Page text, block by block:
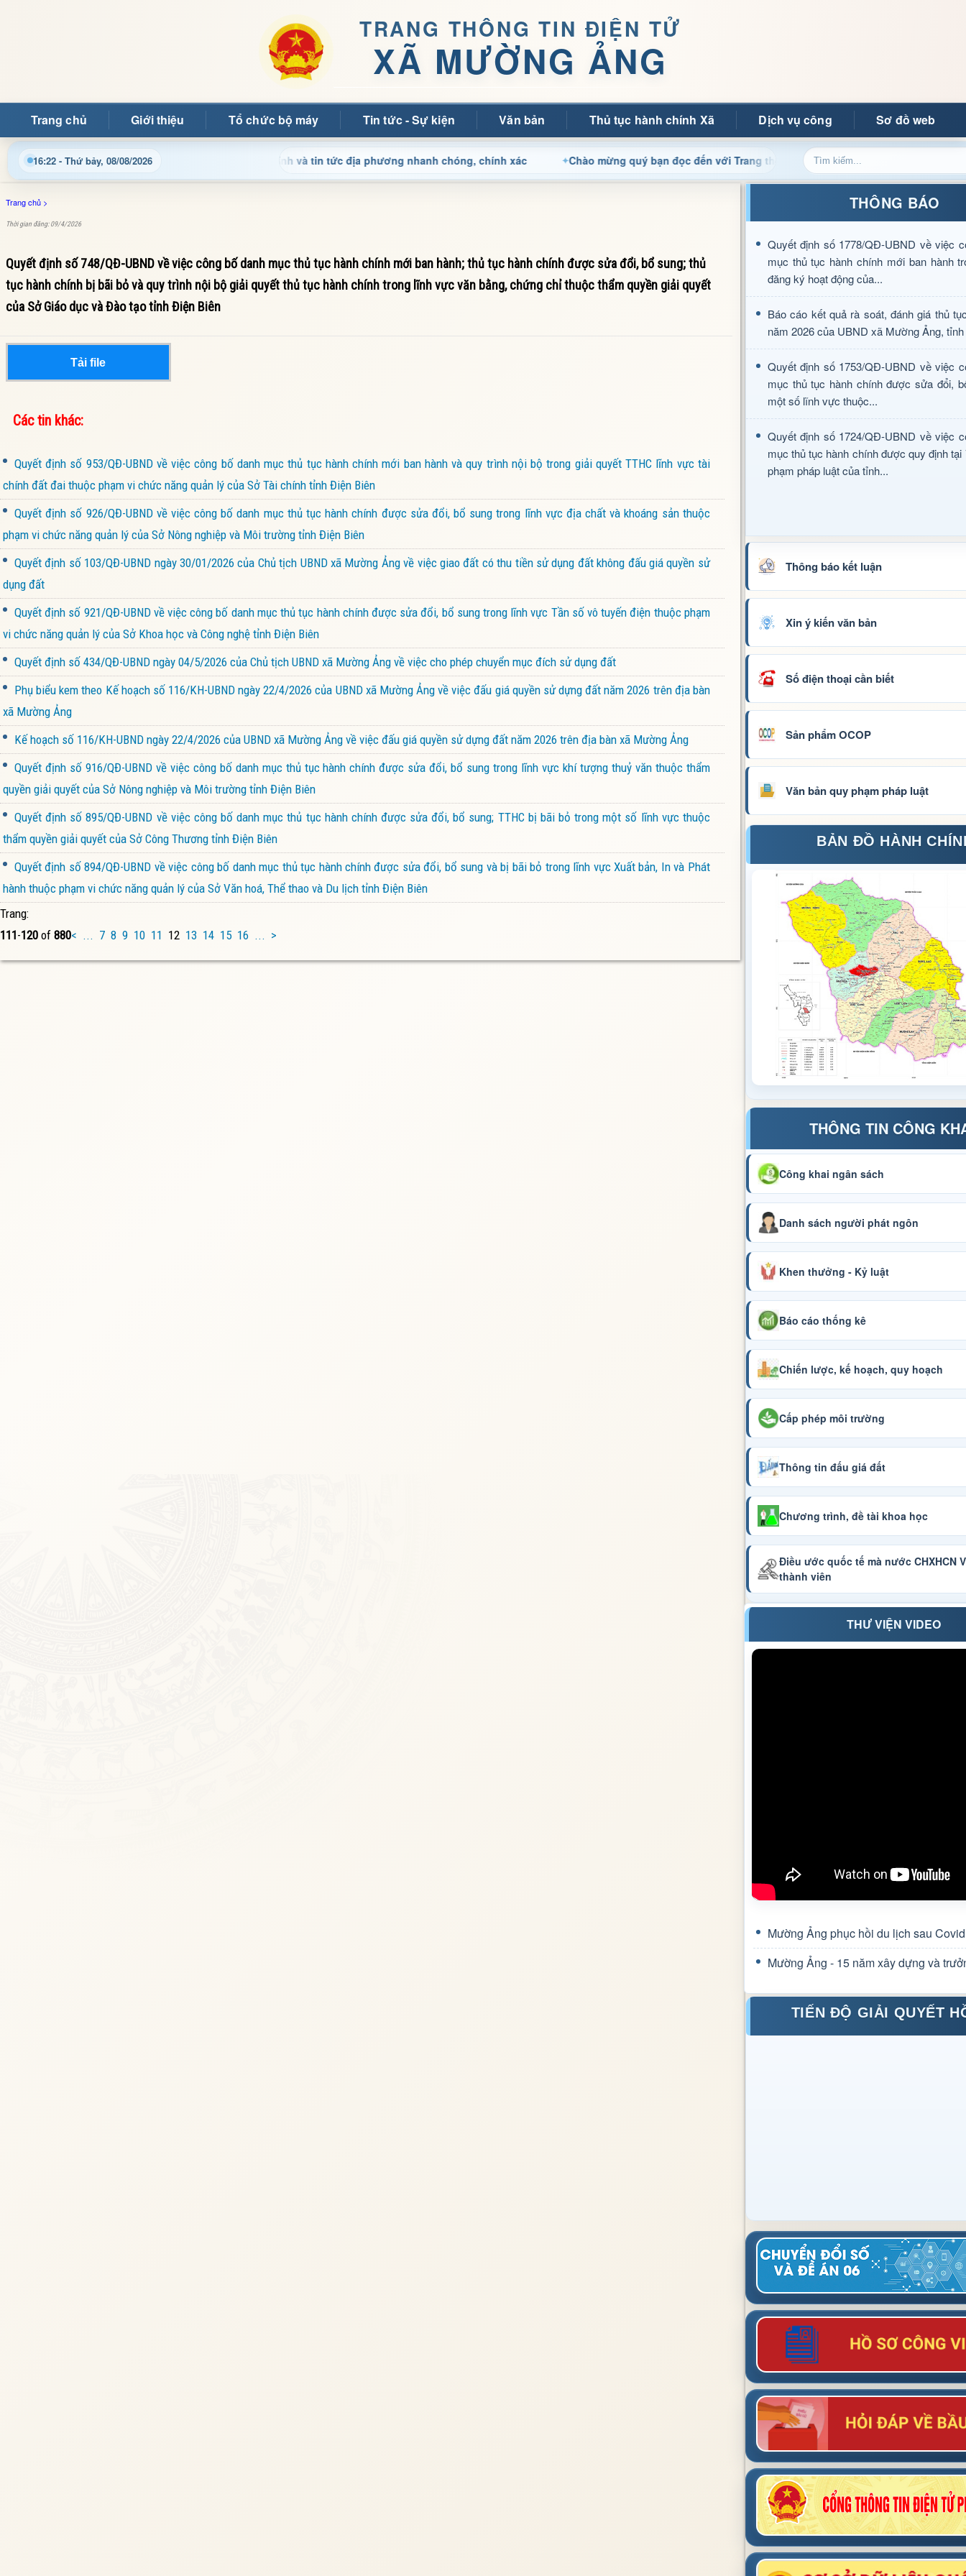
TRANG THÔNG TIN ĐIỆN TỬ
XÃ MƯỜNG ẢNG
Trang chủ Giới thiệu Tổ chức bộ máy Tin tức - Sự kiện Văn bản Thủ tục hành chính Xã Dịch vụ công Sơ đồ web
16:22 - Thứ bảy, 08/08/2026
nhật thông tin điều hành, thủ tục hành chính và tin tức địa phương nhanh chóng, chính xác Chào mừng quý bạn đọc đến với Trang thông tin điện tử xã Mường Ảng
Trang chủ >
Thời gian đăng: 09/4/2026
Quyết định số 748/QĐ-UBND về việc công bố danh mục thủ tục hành chính mới ban hành; thủ tục hành chính được sửa đổi, bổ sung; thủ
tục hành chính bị bãi bỏ và quy trình nội bộ giải quyết thủ tục hành chính trong lĩnh vực văn bằng, chứng chỉ thuộc thẩm quyền giải quyết
của Sở Giáo dục và Đào tạo tỉnh Điện Biên
Tải file
Các tin khác:
Quyết định số 953/QĐ-UBND về việc công bố danh mục thủ tục hành chính mới ban hành và quy trình nội bộ trong giải quyết TTHC lĩnh vực tài
chính đất đai thuộc phạm vi chức năng quản lý của Sở Tài chính tỉnh Điện Biên
Quyết định số 926/QĐ-UBND về việc công bố danh mục thủ tục hành chính được sửa đổi, bổ sung trong lĩnh vực địa chất và khoáng sản thuộc
phạm vi chức năng quản lý của Sở Nông nghiệp và Môi trường tỉnh Điện Biên
Quyết định số 103/QĐ-UBND ngày 30/01/2026 của Chủ tịch UBND xã Mường Ảng về việc giao đất có thu tiền sử dụng đất không đấu giá quyền sử
dụng đất
Quyết định số 921/QĐ-UBND về việc công bố danh mục thủ tục hành chính được sửa đổi, bổ sung trong lĩnh vực Tần số vô tuyến điện thuộc phạm
vi chức năng quản lý của Sở Khoa học và Công nghệ tỉnh Điện Biên
Quyết định số 434/QĐ-UBND ngày 04/5/2026 của Chủ tịch UBND xã Mường Ảng về việc cho phép chuyển mục đích sử dụng đất
Phụ biểu kem theo Kế hoạch số 116/KH-UBND ngày 22/4/2026 của UBND xã Mường Ảng về việc đấu giá quyền sử dựng đất năm 2026 trên địa bàn
xã Mường Ảng
Kế hoạch số 116/KH-UBND ngày 22/4/2026 của UBND xã Mường Ảng về việc đấu giá quyền sử dựng đất năm 2026 trên địa bàn xã Mường Ảng
Quyết định số 916/QĐ-UBND về việc công bố danh mục thủ tục hành chính được sửa đổi, bổ sung trong lĩnh vực khí tượng thuỷ văn thuộc thẩm
quyền giải quyết của Sở Nông nghiệp và Môi trường tỉnh Điện Biên
Quyết định số 895/QĐ-UBND về việc công bố danh mục thủ tục hành chính được sửa đổi, bổ sung; TTHC bị bãi bỏ trong một số lĩnh vực thuộc
thẩm quyền giải quyết của Sở Công Thương tỉnh Điện Biên
Quyết định số 894/QĐ-UBND về việc công bố danh mục thủ tục hành chính được sửa đổi, bổ sung và bị bãi bỏ trong lĩnh vực Xuất bản, In và Phát
hành thuộc phạm vi chức năng quản lý của Sở Văn hoá, Thể thao và Du lịch tỉnh Điện Biên
Trang:
111-120 of 880< ... 7 8 9 10 11 12 13 14 15 16 ... >
THÔNG BÁO
Quyết định số 1778/QĐ-UBND về việc
mục thủ tục hành chính mới ban hành
đăng ký hoạt động của...
Báo cáo kết quả rà soát, đánh giá thủ
năm 2026 của UBND xã Mường Ảng,
Quyết định số 1753/QĐ-UBND về việc
mục thủ tục hành chính được sửa đổi,
một số lĩnh vực thuộc...
Quyết định số 1724/QĐ-UBND về việc
mục thủ tục hành chính được quy định tại
phạm pháp luật của tỉnh...
Thông báo kết luận
Xin ý kiến văn bản
Số điện thoại cần biết
Sản phẩm OCOP
Văn bản quy phạm pháp luật
BẢN ĐỒ HÀNH
THÔNG TIN CÔNG
Công khai ngân sách
Danh sách người phát ngôn
Khen thưởng - Kỷ luật
Báo cáo thống kê
Chiến lược, kế hoạch, quy hoạch
Cấp phép môi trường
Thông tin đấu giá đất
Chương trình, đề tài khoa học
Điều ước quốc tế mà nước CHXHCN
thành viên
THƯ VIỆN VIDEO
Mường Ảng phục hồi du lịch sau
Mường Ảng - 15 năm xây dựng và
TIẾN ĐỘ GIẢI QUYẾT